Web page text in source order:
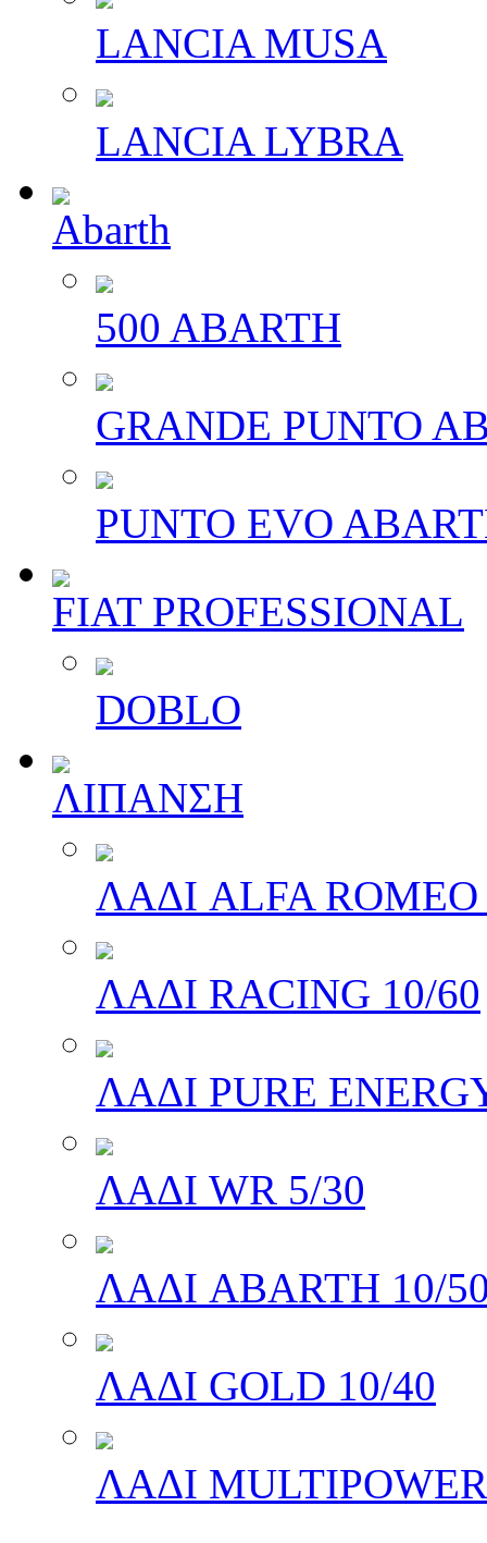
LANCIA MUSA
LANCIA LYBRA
Abarth
500 ABARTH
GRANDE PUNTO
PUNTO EVO
FIAT PROFESSIONAL
DOBLO
ΛΙΠΑΝΣΗ
ΛΑΔΙ ALFA
ΛΑΔΙ RACING 10/60
ΛΑΔΙ PURE
ΛΑΔΙ WR 5/30
ΛΑΔΙ ABARTH 10/
ΛΑΔΙ GOLD 10/40
ΛΑΔΙ